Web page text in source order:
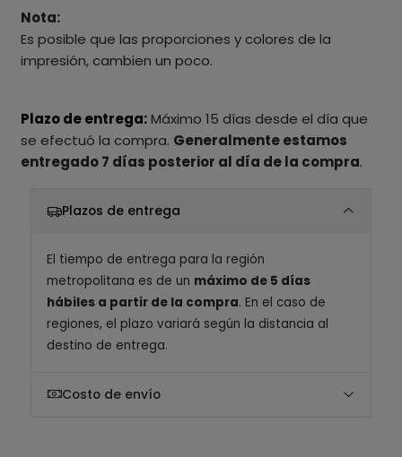
Nota:
Es posible que las proporciones y colores de la
impresión, cambien un poco.
Plazo de entrega:Máximo 15 días desde el día que
se efectuó la compra. Generalmente estamos
entregado 7 días posterior al día de la compra.
Plazos de entrega
El tiempo de entrega para la región
metropolitana es de un máximo de 5 días
hábiles a partir de la compra. En el caso de
regiones, el plazo variará según la distancia al
destino de entrega.
Costo de envío